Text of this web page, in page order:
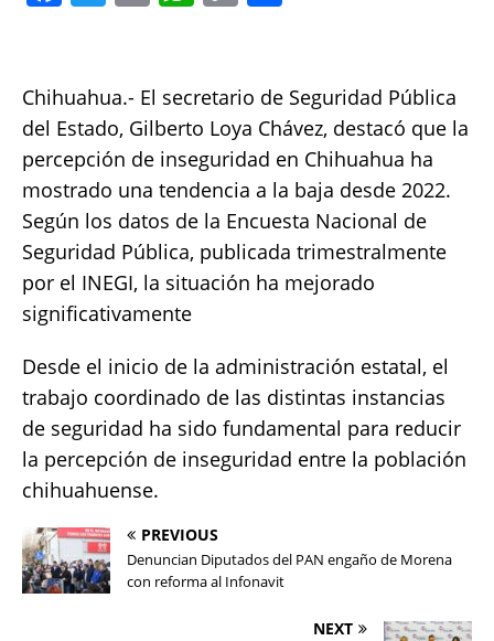
e
b
o
o
k
te
r
l s
A
p
p
y
Li
n
k
re
Chihuahua.- El secretario de Seguridad Pública
del Estado, Gilberto Loya Chávez, destacó que la
percepción de inseguridad en Chihuahua ha
mostrado una tendencia a la baja desde 2022.
Según los datos de la Encuesta Nacional de
Seguridad Pública, publicada trimestralmente
por el INEGI, la situación ha mejorado
significativamente
Desde el inicio de la administración estatal, el
trabajo coordinado de las distintas instancias
de seguridad ha sido fundamental para reducir
la percepción de inseguridad entre la población
chihuahuense.
PREVIOUS
Denuncian Diputados del PAN engaño de Morena
con reforma al Infonavit
NEXT